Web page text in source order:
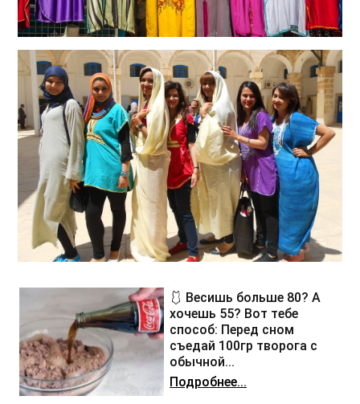
🩱 Весишь больше 80? А
хочешь 55? Вот тебе
способ: Перед сном
съедай 100гр творога с
обычной...
Подробнее...